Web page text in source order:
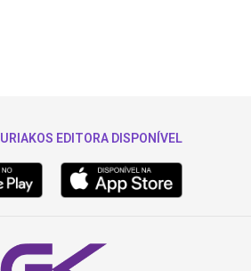
EDITORA DISPONÍVEL